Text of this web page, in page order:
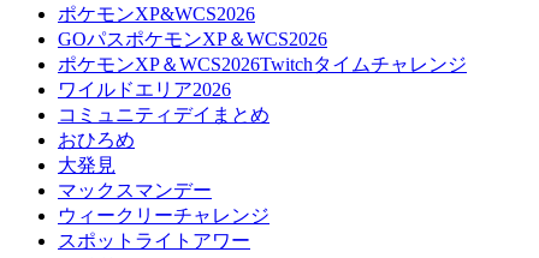
ポケモンXP&WCS2026
GOパスポケモンXP＆WCS2026
ポケモンXP＆WCS2026Twitchタイムチャレンジ
ワイルドエリア2026
コミュニティデイまとめ
おひろめ
大発見
マックスマンデー
ウィークリーチャレンジ
スポットライトアワー